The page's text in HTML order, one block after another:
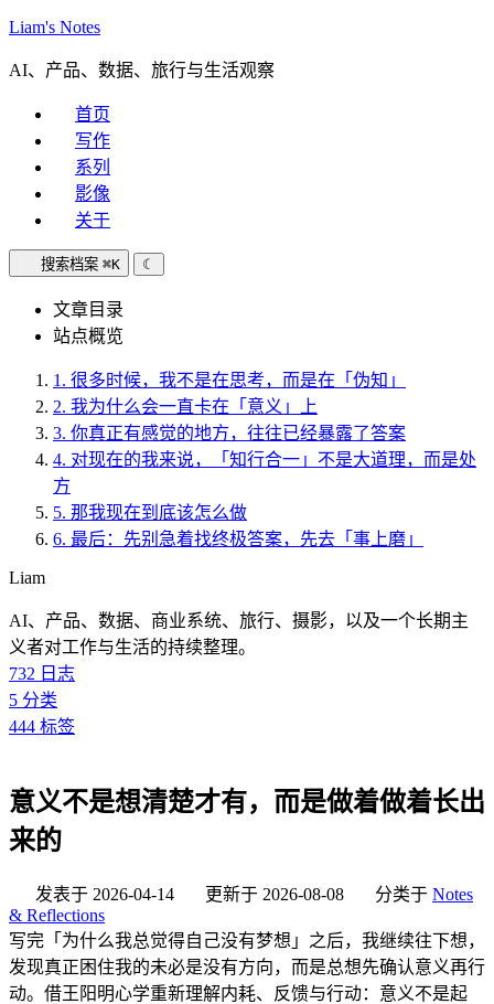
Liam's Notes
AI、产品、数据、旅行与生活观察
首页
写作
系列
影像
关于
搜索档案 ⌘K ☾
文章目录
站点概览
1. 很多时候，我不是在思考，而是在「伪知」
2. 我为什么会一直卡在「意义」上
3. 你真正有感觉的地方，往往已经暴露了答案
4. 对现在的我来说，「知行合一」不是大道理，而是处
方
5. 那我现在到底该怎么做
6. 最后：先别急着找终极答案，先去「事上磨」
Liam
AI、产品、数据、商业系统、旅行、摄影，以及一个长期主
义者对工作与生活的持续整理。
732 日志
5 分类
444 标签
意义不是想清楚才有，而是做着做着长出
来的
发表于 2026-04-14 更新于 2026-08-08 分类于 Notes
& Reflections
写完「为什么我总觉得自己没有梦想」之后，我继续往下想，
发现真正困住我的未必是没有方向，而是总想先确认意义再行
动。借王阳明心学重新理解内耗、反馈与行动：意义不是起